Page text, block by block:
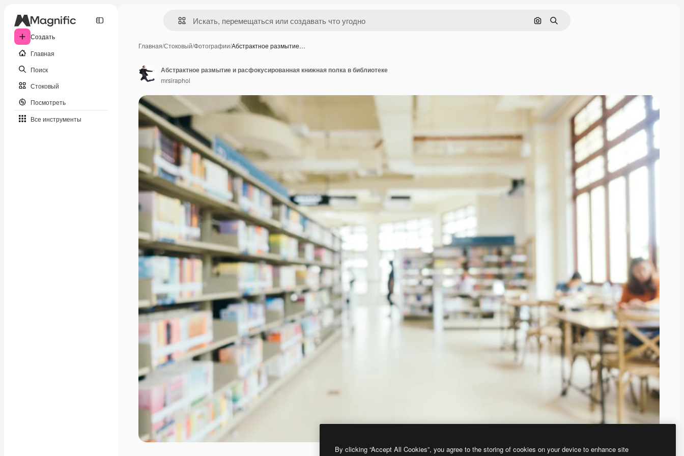
Создать
Главная
Поиск
Стоковый
Посмотреть
Все инструменты
Поиск по изображению
Поиск
Главная/Стоковый/Фотографии/Абстрактное размытие…
Абстрактное размытие и расфокусированная книжная полка в библиотеке
mrsiraphol
By clicking “Accept All Cookies”, you agree to the storing of cookies on your device to enhance site